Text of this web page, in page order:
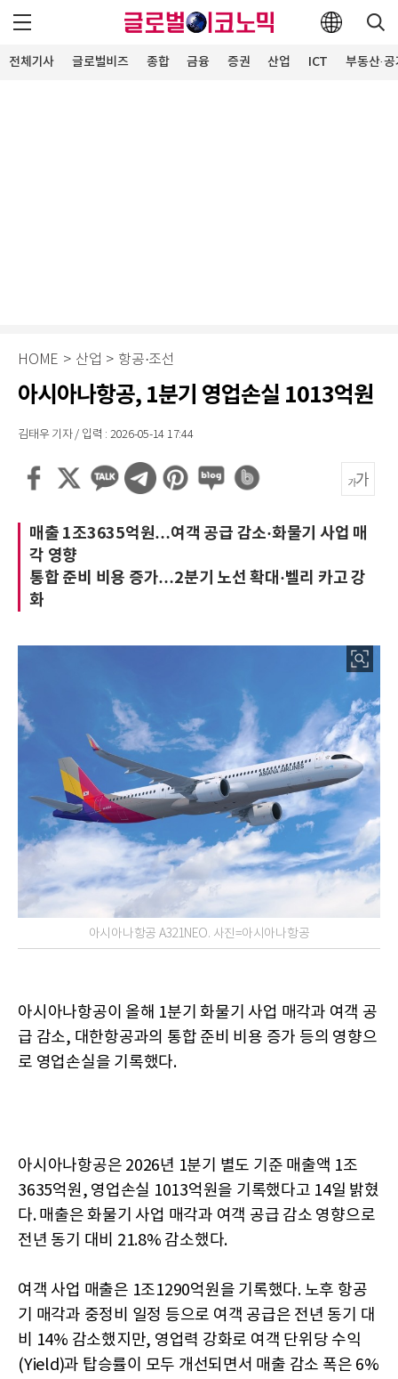
전체기사 글로벌비즈 종합 금융 증권 산업 ICT 부동산·
HOME > 산업 > 항공·조선
아시아나항공, 1분기 영업손실 1013억원
김태우 기자 / 입력 : 2026-05-14 17:44
매출 1조3635억원…여객 공급 감소·화물기 사업 매
각 영향
통합 준비 비용 증가…2분기 노선 확대·벨리 카고 강
화
아시아나항공 A321NEO. 사진=아시아나항공
아시아나항공이 올해 1분기 화물기 사업 매각과 여객 공
급 감소, 대한항공과의 통합 준비 비용 증가 등의 영향으
로 영업손실을 기록했다.
아시아나항공은 2026년 1분기 별도 기준 매출액 1조
3635억원, 영업손실 1013억원을 기록했다고 14일 밝혔
다. 매출은 화물기 사업 매각과 여객 공급 감소 영향으로
전년 동기 대비 21.8% 감소했다.
여객 사업 매출은 1조1290억원을 기록했다. 노후 항공
기 매각과 중정비 일정 등으로 여객 공급은 전년 동기 대
비 14% 감소했지만, 영업력 강화로 여객 단위당 수익
(Yield)과 탑승률이 모두 개선되면서 매출 감소 폭은 6%